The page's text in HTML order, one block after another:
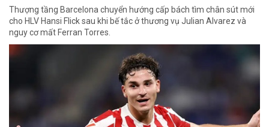
Thượng tầng Barcelona chuyển hướng cấp bách tìm chân sút mới
cho HLV Hansi Flick sau khi bế tắc ở thương vụ Julian Alvarez và
nguy cơ mất Ferran Torres.